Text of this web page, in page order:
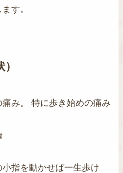
す。
み。 特に歩き始めの痛み
指を動かせば一生歩け